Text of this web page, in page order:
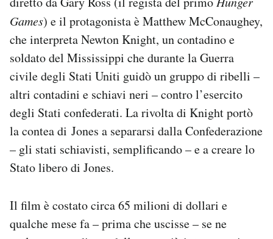
CALENDARIO
AREA PERSONALE
Notifiche mobile
Regala il Post
Hai bisogno di aiuto?
Esci
Games) e il protagonista è Matthew McConaughey,
che interpreta Newton Knight, un contadino e
soldato del Mississippi che durante la Guerra
civile degli Stati Uniti guidò un gruppo di ribelli –
altri contadini e schiavi neri – contro l’esercito
degli Stati confederati. La rivolta di Knight portò
la contea di Jones a separarsi dalla Confederazione
– gli stati schiavisti, semplificando – e a creare lo
Stato libero di Jones.
Il film è costato circa 65 milioni di dollari e
qualche mese fa – prima che uscisse – se ne